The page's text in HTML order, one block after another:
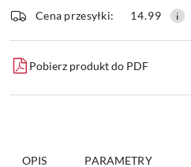
Wyślij
dostawa
Cena przesyłki:
14.99
Pobierz produkt do PDF
OPIS
PARAMETRY